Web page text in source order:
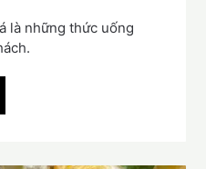
là những thức uống